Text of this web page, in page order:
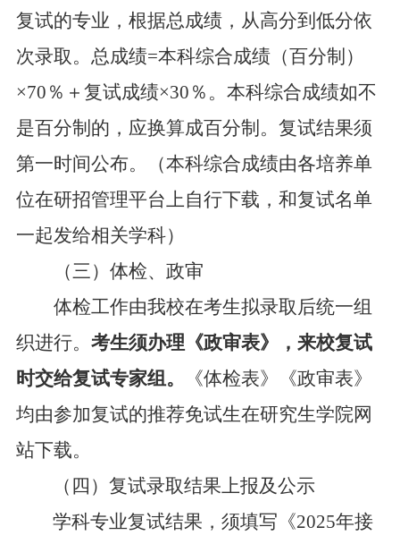
复试的专业，根据总成绩，从高分到低分依
次录取。 总成绩=本科综合成绩（百分制）
×70 ％＋复试成绩×30 ％。本科综合成绩如不
是百分制的，应换算成百分制。复试结果须
第一时间公布。（本科综合成绩由各培养单
位在研招管理平台上自行下载，和复试名单
一起发给相关学科）
（三）体检、政审
体检工作由我校在考生拟录取后统一组
织进行。 考生须办理《政审表》，来校复试
时交给复试专家组。
《体检表》《政审表》
均由参加复试的推荐免试生在研究生学院网
站下载。
（四）复试录取结果上报及公示
学科专业复试结果，须填写《2025年接